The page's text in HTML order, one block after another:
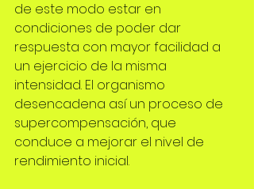
de este modo estar en
condiciones de poder dar
respuesta con mayor facilidad a
un ejercicio de la misma
intensidad. El organismo
desencadena así un proceso de
supercompensación, que
conduce a mejorar el nivel de
rendimiento inicial.